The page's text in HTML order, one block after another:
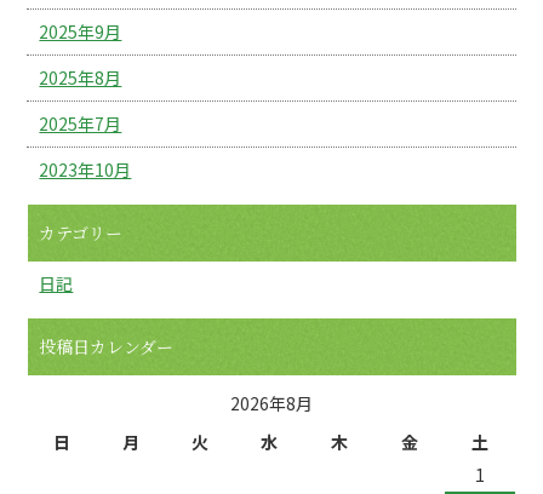
2025年9月
2025年8月
2025年7月
2023年10月
カテゴリー
日記
投稿日カレンダー
2026年8月
日
月 火 水 木 金 土
1